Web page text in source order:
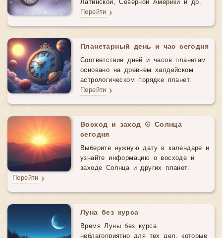
Латинской, Северной Америки и др.
Перейти
Планетарный день и час сегодня
Соответствие дней и часов планетам
основано на древнем халдейском
астрологическом порядке планет.
Перейти
Восход и заход ☉ Солнца
сегодня
Выберите нужную дату в календаре и
узнайте информацию о восходе и
заходе Солнца и других планет.
Перейти
Луна без курса
Время Луны без курса
неблагоприятно для тех дел, которые